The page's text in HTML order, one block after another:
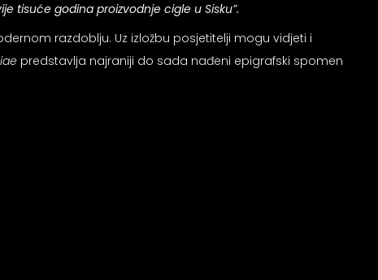
tisuće godina proizvodnje cigle u Sisku”.
razdoblju. Uz izložbu posjetitelji mogu vidjeti i
predstavlja najraniji do sada nađeni epigrafski spomen